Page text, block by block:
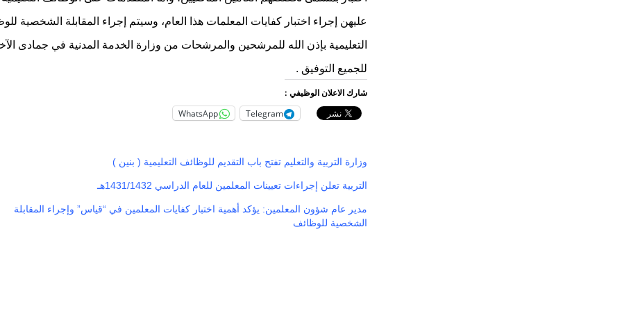
عليهن إجراء اختبار كفايات المعلمات هذا العام، وسيتم إجراء المقابلة الشخصية
التعليمية بإذن الله للمرشحين والمرشحات من وزارة الخدمة المدنية في جمادى
للجميع التوفيق .
شارك الاعلان الوظيفي :
Telegram
WhatsApp
وزارة التربية والتعليم تفتح باب التقديم للوظائف التعليمية ( بنين )
التربية تعلن إجراءات تعيينات المعلمين للعام الدراسي 1431/1432هـ
مدير عام شؤون المعلمين: يؤكد أهمية اختبار كفايات المعلمين في “قياس” وإجراء المقابلة
الشخصية للوظائف